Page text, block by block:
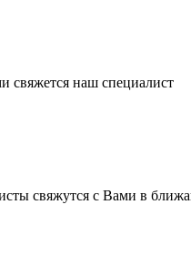
свяжется наш специалист
свяжутся с Вами в